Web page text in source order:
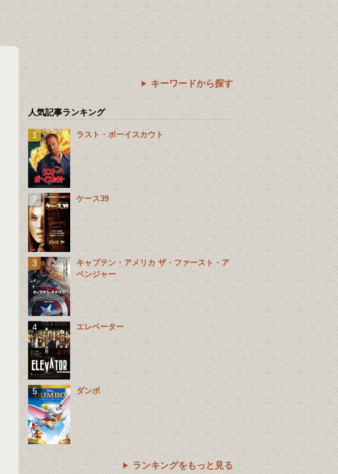
キーワードから探す
人気記事ランキング
ラスト・ボーイスカウト
ケース39
キャプテン・アメリカ ザ・ファースト・ア
ベンジャー
エレベーター
ダンボ
ランキングをもっと見る